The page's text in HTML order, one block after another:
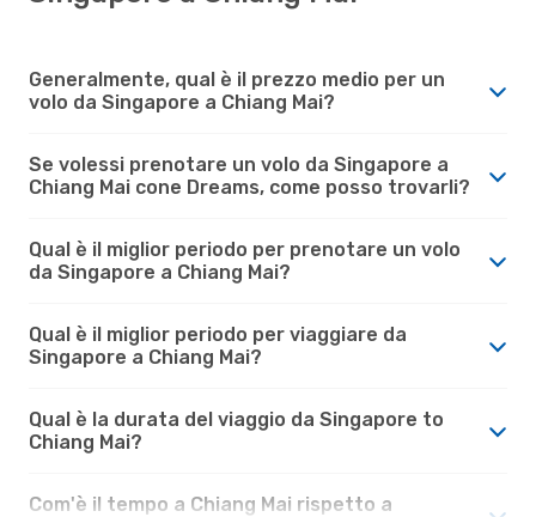
Generalmente, qual è il prezzo medio per un
volo da Singapore a Chiang Mai?
Se volessi prenotare un volo da Singapore a
Chiang Mai cone Dreams, come posso trovarli?
Qual è il miglior periodo per prenotare un volo
da Singapore a Chiang Mai?
Qual è il miglior periodo per viaggiare da
Singapore a Chiang Mai?
Qual è la durata del viaggio da Singapore to
Chiang Mai?
Com'è il tempo a Chiang Mai rispetto a